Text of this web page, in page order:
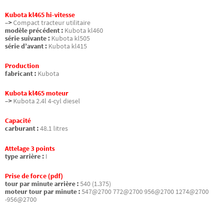
Kubota kl465 hi-vitesse
–>Compact tracteur utilitaire
modèle précédent : Kubota kl460
série suivante : Kubota kl505
série d’avant : Kubota kl415
Production
fabricant : Kubota
Kubota kl465 moteur
–> Kubota 2.4l 4-cyl diesel
Capacité
carburant :48.1 litres
Attelage 3 points
type arrière : I
Prise de force (pdf)
tour par minute arrière :540 (1.375)
moteur tour par minute :547@2700 772@2700 956@2700 1274@2700
-956@2700